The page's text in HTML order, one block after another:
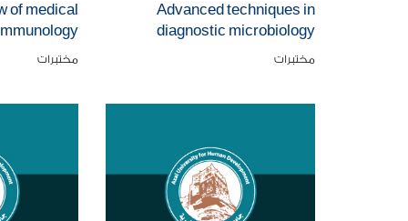
Advanced techniques in
diagnostic microbiology
مختبرات
of medical
مختبرات